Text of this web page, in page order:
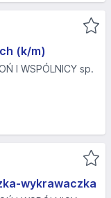
(k/m)
I WSPÓLNICY sp.
wykrawaczka